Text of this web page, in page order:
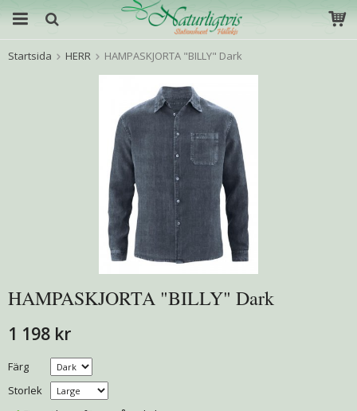
Startsida HERR HAMPASKJORTA "BILLY" Dark
HAMPASKJORTA "BILLY" Dark
1 198 kr
Färg
Storlek